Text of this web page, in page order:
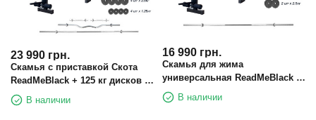
23 990 грн.
Скамья с приставкой Скота
ReadMeBlack + 125 кг дисков +
4 грифа RN-Sport
В наличии
16 990 грн.
Скамья для жима
универсальная ReadMeBlack +
штанга с металлическими
дисками 95 кг RN-Sport
В наличии